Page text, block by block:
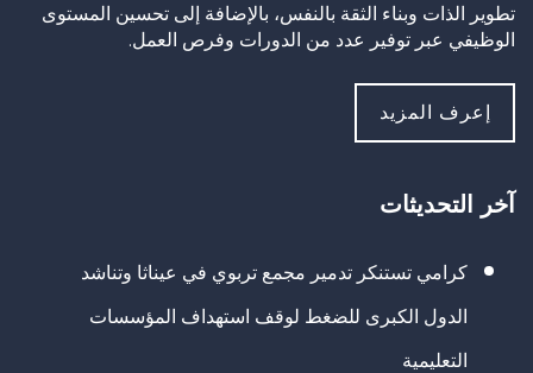
تطوير الذات وبناء الثقة بالنفس، بالإضافة إلى تحسين المستوى
الوظيفي عبر توفير عدد من الدورات وفرص العمل.
إعرف المزيد
آخر التحديثات
كرامي تستنكر تدمير مجمع تربوي في عيناثا وتناشد
الدول الكبرى للضغط لوقف استهداف المؤسسات
التعليمية